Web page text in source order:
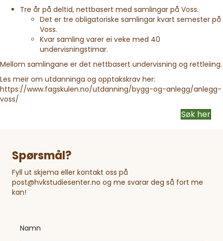
Tre år på deltid, nettbasert med samlingar på Voss.
Det er tre obligatoriske samlingar kvart semester på
Voss.
Kvar samling varer ei veke med 40
undervisningstimar.
Mellom samlingane er det nettbasert undervisning og rettleiing.
Les meir om utdanninga og opptakskrav her:
https://www.fagskulen.no/utdanning/bygg-og-anlegg/anlegg-
voss/
Søk her
Spørsmål?
Fyll ut skjema eller kontakt oss på
post@hvkstudiesenter.no og me svarar deg så fort me
kan!
e
Namn